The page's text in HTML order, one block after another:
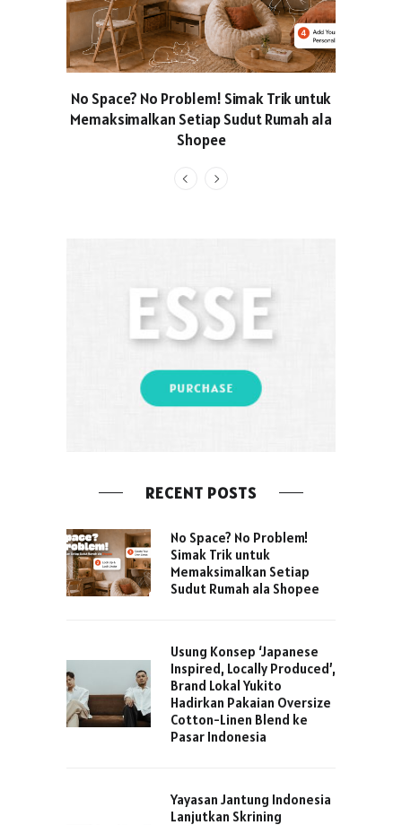
No Space? No Problem! Simak Trik untuk
Memaksimalkan Setiap Sudut Rumah ala
Shopee
RECENT POSTS
No Space? No Problem!
Simak Trik untuk
Memaksimalkan Setiap
Sudut Rumah ala Shopee
Usung Konsep ‘Japanese
Inspired, Locally Produced’,
Brand Lokal Yukito
Hadirkan Pakaian Oversize
Cotton-Linen Blend ke
Pasar Indonesia
Yayasan Jantung Indonesia
Lanjutkan Skrining